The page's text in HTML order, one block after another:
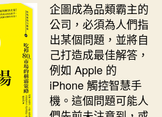
企圖成為品類霸主的
公司，必須為人們指
出某個問題，並將自
己打造成最佳解答，
例如 Apple 的
iPhone 觸控智慧手
機。這個問題可能人